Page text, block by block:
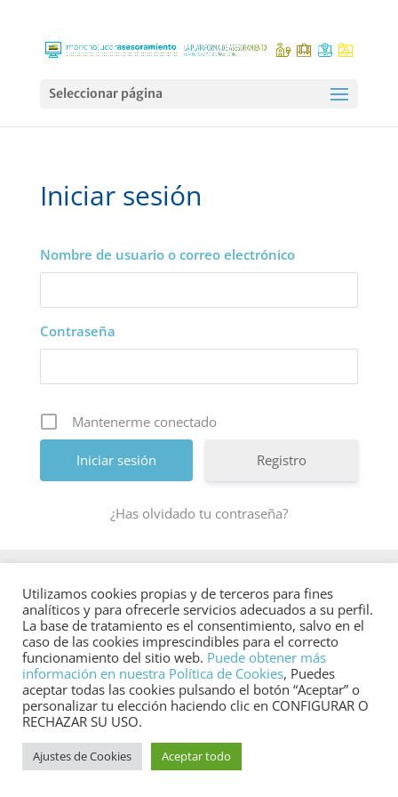
Seleccionar página
Iniciar sesión
Nombre de usuario o correo electrónico
Contraseña
Mantenerme conectado
Registro
¿Has olvidado tu contraseña?
Mancha-Júcar Centro © 2022 | Diseño
Emprendedorex
Aviso legal|Política de cookies|Política de
Privacidad
Utilizamos cookies propias y de terceros para fines
analíticos y para ofrecerle servicios adecuados a su perfil.
La base de tratamiento es el consentimiento, salvo en el
caso de las cookies imprescindibles para el correcto
funcionamiento del sitio web. Puede obtener más
información en nuestra Política de Cookies, Puedes
aceptar todas las cookies pulsando el botón “Aceptar” o
personalizar tu elección haciendo clic en CONFIGURAR O
RECHAZAR SU USO.
Ajustes de Cookies Aceptar todo